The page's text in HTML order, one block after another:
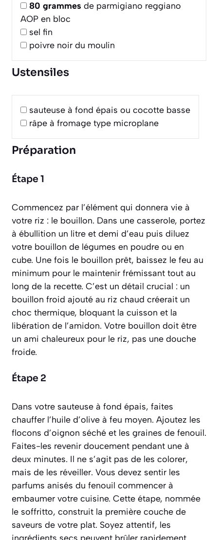
80 grammes de parmigiano reggiano
AOP en bloc
sel fin
poivre noir du moulin
Ustensiles
sauteuse à fond épais ou cocotte basse
râpe à fromage type microplane
Préparation
Étape 1
Commencez par l’élément qui donnera vie à
votre riz : le bouillon. Dans une casserole, portez
à ébullition un litre et demi d’eau puis diluez
votre bouillon de légumes en poudre ou en
cube. Une fois le bouillon prêt, baissez le feu au
minimum pour le maintenir frémissant tout au
long de la recette. C’est un détail crucial : un
bouillon froid ajouté au riz chaud créerait un
choc thermique, bloquant la cuisson et la
libération de l’amidon. Votre bouillon doit être
un ami chaleureux pour le riz, pas une douche
froide.
Étape 2
Dans votre sauteuse à fond épais, faites
chauffer l’huile d’olive à feu moyen. Ajoutez les
flocons d’oignon séché et les graines de fenouil.
Faites-les revenir doucement pendant une à
deux minutes. Il ne s’agit pas de les colorer,
mais de les réveiller. Vous devez sentir les
parfums anisés du fenouil commencer à
embaumer votre cuisine. Cette étape, nommée
le soffritto, construit la première couche de
saveurs de votre plat. Soyez attentif, les